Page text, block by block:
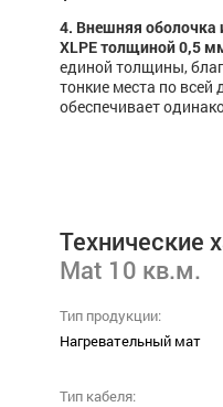
4. Внешняя оболочка
XLPE толщиной 0,5
единой толщины,
тонкие места по всей
обеспечивает
Технические
Mat 10 кв.м.
Тип продукции:
Нагревательный мат
Тип кабеля: